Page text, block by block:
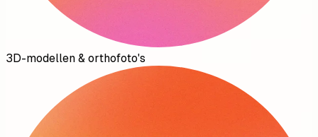
3D-modellen & orthofoto's